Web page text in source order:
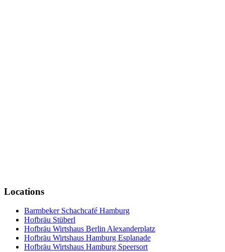
Locations
Barmbeker Schachcafé Hamburg
Hofbräu Stüberl
Hofbräu Wirtshaus Berlin Alexanderplatz
Hofbräu Wirtshaus Hamburg Esplanade
Hofbräu Wirtshaus Hamburg Speersort